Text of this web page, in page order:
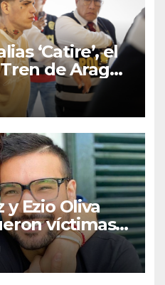
‘Catire’, el
de Aragua
del Perú
y Ezio Oliva
víctimas
de dejar
en Madrid